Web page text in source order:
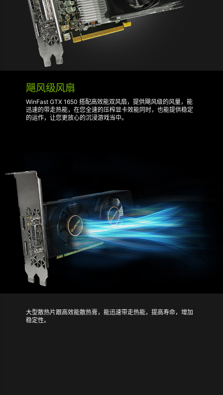
飓风级风扇
WinFast GTX 1650 搭配高效能双风扇，提供飓风级的风量，能
迅速的带走热能，在您全速的压榨显卡效能同时，也能提供稳定
的运作，让您更放心的沉浸游戏当中。
大型散热片跟高效能散热膏，能迅速带走热能，提高寿命，增加
稳定性。